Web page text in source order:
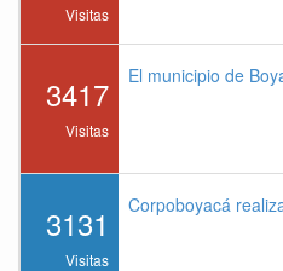
Visitas
3417
Visitas
El municipio de
3131
Visitas
Corpoboyacá